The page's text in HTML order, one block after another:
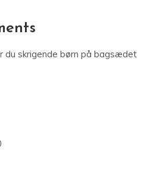
du skrigende børn på bagsædet